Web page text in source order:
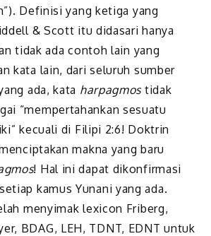
Definisi yang ketiga yang
& Scott itu didasari hanya
tidak ada contoh lain yang
kata lain, dari seluruh sumber
ada, kata harpagmostidak
“mempertahankan sesuatu
kecuali di Filipi 2:6! Doktrin
makna yang baru
! Hal ini dapat dikonfirmasi
kamus Yunani yang ada.
menyimak lexicon Friberg,
BDAG, LEH, TDNT, EDNT untuk